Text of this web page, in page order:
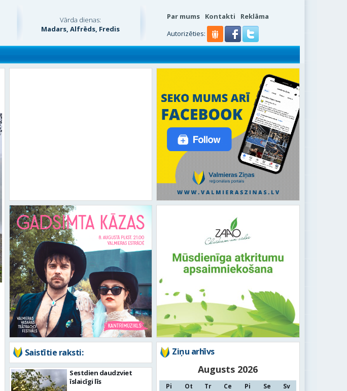
Vārda dienas:
Madars, Alfrēds, Fredis
Par mums Kontakti
Reklāma
Autorizēties:
Saistītie raksti:
Sestdien daudzviet
īslaicīgi līs
Ziņu arhīvs
Augusts 2026
Pi Ot Tr Ce Pi Se
Sv